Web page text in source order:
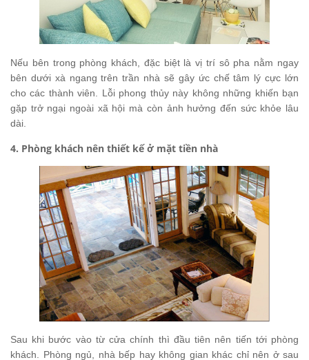
Nếu bên trong phòng khách, đặc biệt là vị trí sô pha nằm ngay
bên dưới xà ngang trên trần nhà sẽ gây ức chế tâm lý cực lớn
cho các thành viên. Lỗi phong thủy này không những khiến bạn
gặp trở ngại ngoài xã hội mà còn ảnh hưởng đến sức khỏe lâu
dài.
4. Phòng khách nên thiết kế ở mặt tiền nhà
Sau khi bước vào từ cửa chính thì đầu tiên nên tiến tới phòng
khách. Phòng ngủ, nhà bếp hay không gian khác chỉ nên ở sau